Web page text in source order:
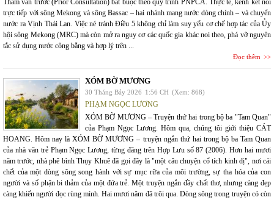
Tham vấn trước (Prior Consultation) bắt buộc theo quy trình PNPCA. Thực tế, kênh kết nối
trực tiếp với sông Mekong và sông Bassac – hai nhánh mang nước dòng chính – và chuyển
nước ra Vịnh Thái Lan. Việc né tránh Điều 5 không chỉ làm suy yếu cơ chế hợp tác của Ủy
hội sông Mekong (MRC) mà còn mở ra nguy cơ các quốc gia khác noi theo, phá vỡ nguyên
tắc sử dụng nước công bằng và hợp lý trên ...
Đọc thêm
XÓM BỜ MƯƠNG
30 Tháng Bảy 2026 1:56 CH (Xem: 868)
PHẠM NGỌC LƯƠNG
XÓM BỜ MƯƠNG – Truyện thứ hai trong bộ ba "Tam Quan"
của Phạm Ngọc Lương. Hôm qua, chúng tôi giới thiệu CÁT
HOANG. Hôm nay là XÓM BỜ MƯƠNG – truyện ngắn thứ hai trong bộ ba Tam Quan
của nhà văn trẻ Phạm Ngọc Lương, từng đăng trên Hợp Lưu số 87 (2006). Hơn hai mươi
năm trước, nhà phê bình Thụy Khuê đã gọi đây là "một câu chuyện cổ tích kinh dị", nơi cái
chết của một dòng sông song hành với sự mục rữa của môi trường, sự tha hóa của con
người và số phận bi thảm của một đứa trẻ. Một truyện ngắn đầy chất thơ, nhưng càng đẹp
càng khiến người đọc rùng mình. Hai mươi năm đã trôi qua. Dòng sông trong truyện có còn